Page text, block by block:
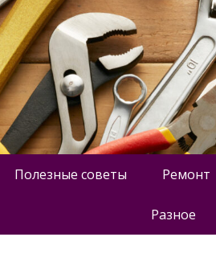
Полезные советы Ремонт
Разное